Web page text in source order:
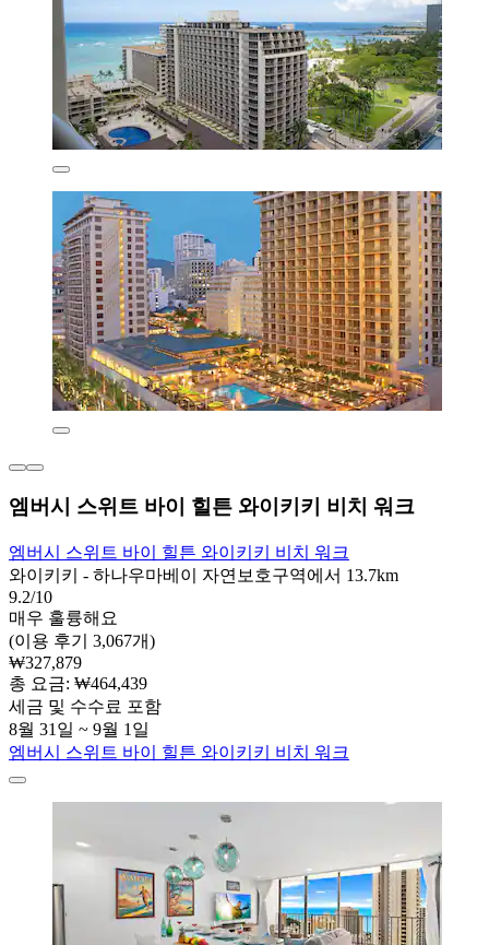
엠버시 스위트 바이 힐튼 와이키키 비치 워크
엠버시 스위트 바이 힐튼 와이키키 비치 워크
와이키키 - 하나우마베이 자연보호구역에서 13.7km
9.2/10
매우 훌륭해요
(이용 후기 3,067개)
₩327,879
총 요금: ₩464,439
세금 및 수수료 포함
8월 31일 ~ 9월 1일
엠버시 스위트 바이 힐튼 와이키키 비치 워크